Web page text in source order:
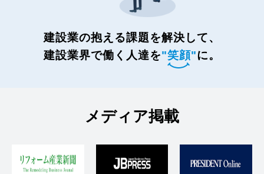
建設業の抱える課題を解決して、
建設業界で働く人達を"笑顔"に。
メディア掲載